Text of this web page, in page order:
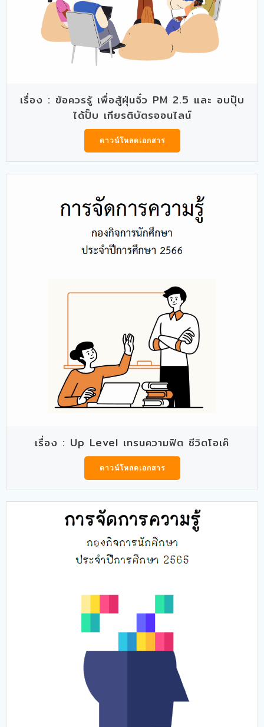
เรื่อง : ข้อควรรู้ เพื่อสู้ฝุ่นจิ๋ว PM 2.5 และ อบปุ๊บ
ได้ปั๊บ เกียรติบัตรออนไลน์
ดาวน์โหลดเอกสาร
เรื่อง : Up Level เทรนความฟิต ชีวิตโอเค๊
ดาวน์โหลดเอกสาร